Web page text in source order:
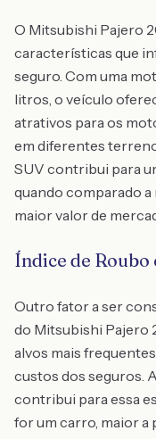
O Mitsubishi Pajero
características que
seguro. Com uma
litros, o veículo
atrativos para os
em diferentes
SUV contribui para
quando comparado a
maior valor de
Índice de Roubo
Outro fator a ser
do Mitsubishi Pajero
alvos mais
custos dos seguros.
contribui para essa
for um carro, maior a